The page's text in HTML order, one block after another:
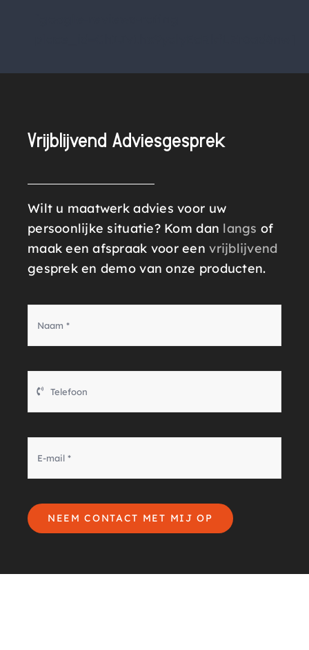
Vrijblijvend Adviesgesprek
Wilt u maatwerk advies voor uw
persoonlijke situatie? Kom dan langs of
maak een afspraak voor eenvrijblijvend
gesprek en demo van onze producten.
NEEM CONTACT MET MIJ OP